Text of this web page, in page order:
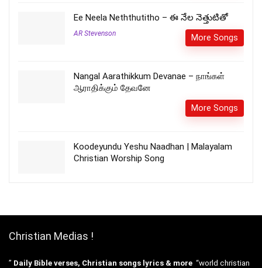
Ee Neela Neththutitho – ఈ నేల నెత్తుటితో
AR Stevenson More Songs
Nangal Aarathikkum Devanae – நாங்கள்
ஆராதிக்கும் தேவனே
More Songs
Koodeyundu Yeshu Naadhan | Malayalam
Christian Worship Song
Christian Medias !
” Daily Bible verses, Christian songs lyrics & more “world christian